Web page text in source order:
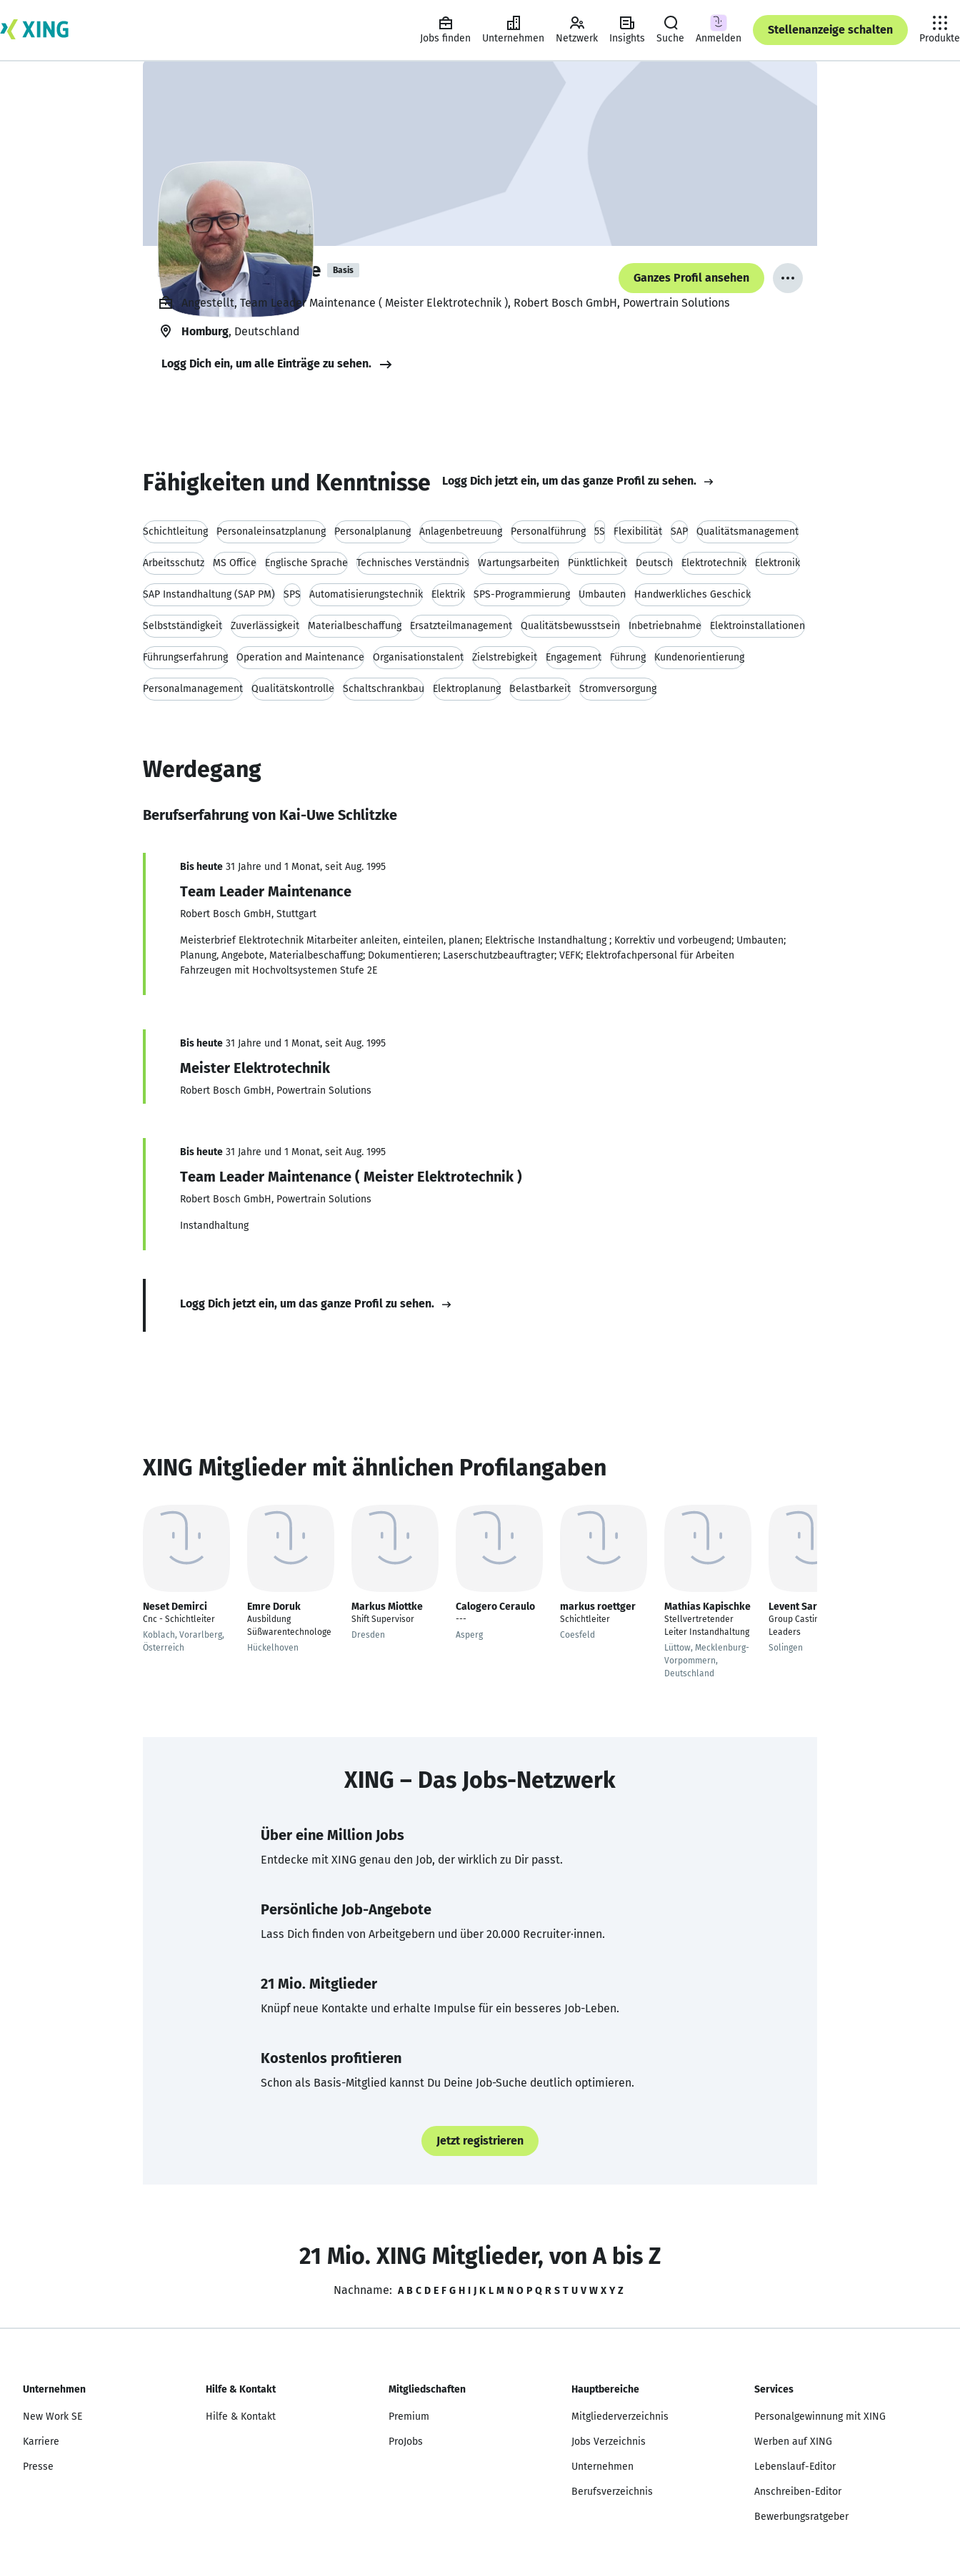
Jobs finden Unternehmen Netzwerk Insights Suche Anmelden
Stellenanzeige schalten
Produkte
Kai-Uwe Schlitzke Basis
Ganzes Profil ansehen
Angestellt, Team Leader Maintenance ( Meister Elektrotechnik ), Robert Bosch GmbH, Powertrain Solutions
Homburg, Deutschland
Logg Dich ein, um alle Einträge zu sehen.
Fähigkeiten und Kenntnisse Logg Dich jetzt ein, um das ganze Profil zu sehen.
Schichtleitung Personaleinsatzplanung Personalplanung Anlagenbetreuung Personalführung 5S Flexibilität SAP Qualitätsmanagement
Arbeitsschutz MS Office Englische Sprache Technisches Verständnis Wartungsarbeiten Pünktlichkeit Deutsch Elektrotechnik Elektronik
SAP Instandhaltung (SAP PM) SPS Automatisierungstechnik Elektrik SPS-Programmierung Umbauten Handwerkliches Geschick
Selbstständigkeit Zuverlässigkeit Materialbeschaffung Ersatzteilmanagement Qualitätsbewusstsein Inbetriebnahme Elektroinstallationen
Führungserfahrung Operation and Maintenance Organisationstalent Zielstrebigkeit Engagement Führung Kundenorientierung
Personalmanagement Qualitätskontrolle Schaltschrankbau Elektroplanung Belastbarkeit Stromversorgung
Werdegang
Berufserfahrung von Kai-Uwe Schlitzke
Bis heute 31 Jahre und 1 Monat, seit Aug. 1995
Team Leader Maintenance
Robert Bosch GmbH, Stuttgart
Meisterbrief Elektrotechnik Mitarbeiter anleiten, einteilen, planen; Elektrische Instandhaltung ; Korrektiv und vorbeugend; Umbauten;
Planung, Angebote, Materialbeschaffung; Dokumentieren; Laserschutzbeauftragter; VEFK; Elektrofachpersonal für Arbeiten
Fahrzeugen mit Hochvoltsystemen Stufe 2E
Bis heute 31 Jahre und 1 Monat, seit Aug. 1995
Meister Elektrotechnik
Robert Bosch GmbH, Powertrain Solutions
Bis heute 31 Jahre und 1 Monat, seit Aug. 1995
Team Leader Maintenance ( Meister Elektrotechnik )
Robert Bosch GmbH, Powertrain Solutions
Instandhaltung
Logg Dich jetzt ein, um das ganze Profil zu sehen.
XING Mitglieder mit ähnlichen Profilangaben
Neset Demirci
Cnc - Schichtleiter
Koblach, Vorarlberg,
Österreich
Emre Doruk
Ausbildung
Süßwarentechnologe
Hückelhoven
Markus Miottke
Shift Supervisor
Dresden
Calogero Ceraulo
---
Asperg
markus roettger
Schichtleiter
Coesfeld
Mathias Kapischke
Stellvertretender
Leiter Instandhaltung
Lüttow, Mecklenburg-
Vorpommern,
Deutschland
Levent Sariyar
Group Casting Project
Leaders
Solingen
XING – Das Jobs-Netzwerk
Über eine Million Jobs
Entdecke mit XING genau den Job, der wirklich zu Dir passt.
Persönliche Job-Angebote
Lass Dich finden von Arbeitgebern und über 20.000 Recruiter·innen.
21 Mio. Mitglieder
Knüpf neue Kontakte und erhalte Impulse für ein besseres Job-Leben.
Kostenlos profitieren
Schon als Basis-Mitglied kannst Du Deine Job-Suche deutlich optimieren.
Jetzt registrieren
21 Mio. XING Mitglieder, von A bis Z
Nachname: A B C D E F G H I J K L M N O P Q R S T U V W X Y Z
Unternehmen
New Work SE
Karriere
Presse
Hilfe & Kontakt
Hilfe & Kontakt
Mitgliedschaften
Premium
ProJobs
Hauptbereiche
Mitgliederverzeichnis
Jobs Verzeichnis
Unternehmen
Berufsverzeichnis
Services
Personalgewinnung mit XING
Werben auf XING
Lebenslauf-Editor
Anschreiben-Editor
Bewerbungsratgeber